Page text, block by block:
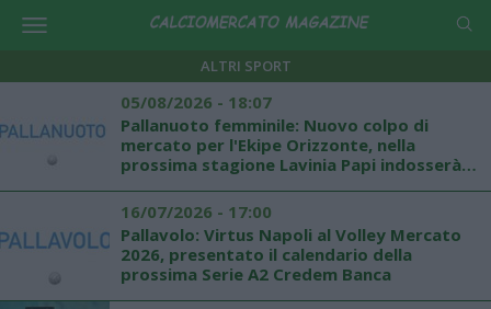
ALTRI SPORT
05/08/2026 - 18:07
Pallanuoto femminile: Nuovo colpo di
mercato per l'Ekipe Orizzonte, nella
prossima stagione Lavinia Papi indosserà la
16/07/2026 - 17:00
Pallavolo: Virtus Napoli al Volley Mercato
2026, presentato il calendario della
prossima Serie A2 Credem Banca